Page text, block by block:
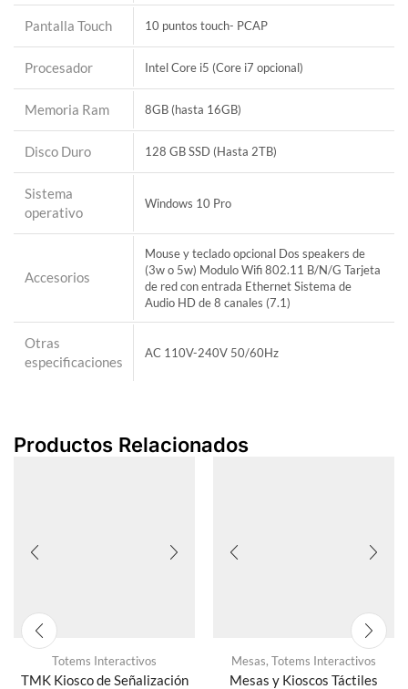
Pantalla Touch 10 puntos touch- PCAP
Procesador Intel Core i5 (Core i7 opcional)
Memoria Ram 8GB (hasta 16GB)
Disco Duro 128 GB SSD (Hasta 2TB)
Sistema
operativo
Windows 10 Pro
Accesorios
Mouse y teclado opcional Dos speakers de
(3w o 5w) Modulo Wifi 802.11 B/N/G Tarjeta
de red con entrada Ethernet Sistema de
Audio HD de 8 canales (7.1)
Otras
especificaciones
AC 110V-240V 50/60Hz
Productos Relacionados
Totems Interactivos
TMK Kiosco de Señalización
Mesas, Totems Interactivos
Mesas y Kioscos Táctiles